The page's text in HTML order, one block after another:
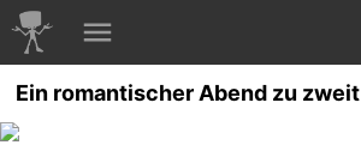
Ein romantischer Abend zu zweit